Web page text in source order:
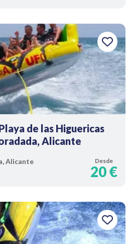
de las Higuericas
Alicante
Alicante
Desde
20 €